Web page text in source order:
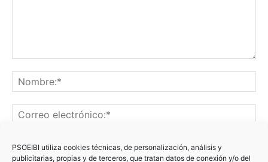
PSOEIBI utiliza cookies técnicas, de personalización, análisis y
publicitarias, propias y de terceros, que tratan datos de conexión y/o del